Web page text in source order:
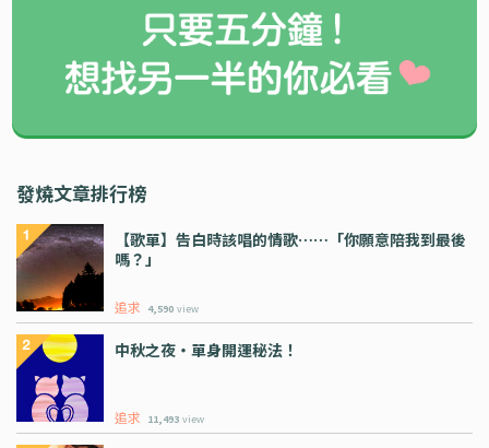
發燒文章排行榜
【歌單】告白時該唱的情歌⋯⋯「你願意陪我到最後
嗎？」
追求 4,590 view
中秋之夜・單身開運秘法！
追求 11,493 view